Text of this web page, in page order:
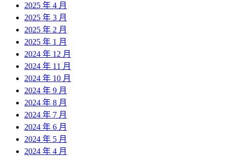
2025 年 4 月
2025 年 3 月
2025 年 2 月
2025 年 1 月
2024 年 12 月
2024 年 11 月
2024 年 10 月
2024 年 9 月
2024 年 8 月
2024 年 7 月
2024 年 6 月
2024 年 5 月
2024 年 4 月